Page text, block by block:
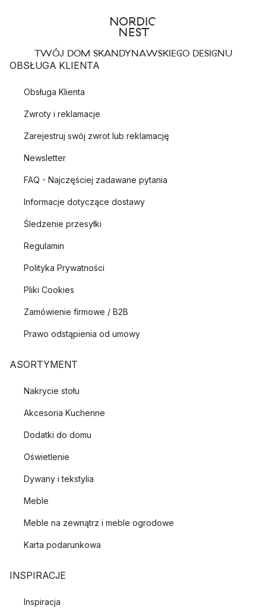
TWÓJ DOM SKANDYNAWSKIEGO DESIGNU
OBSŁUGA KLIENTA
Obsługa Klienta
Zwroty i reklamacje
Zarejestruj swój zwrot lub reklamację
Newsletter
FAQ - Najczęściej zadawane pytania
Informacje dotyczące dostawy
Śledzenie przesyłki
Regulamin
Polityka Prywatności
Pliki Cookies
Zamówienie firmowe / B2B
Prawo odstąpienia od umowy
ASORTYMENT
Nakrycie stołu
Akcesoria Kuchenne
Dodatki do domu
Oświetlenie
Dywany i tekstylia
Meble
Meble na zewnątrz i meble ogrodowe
Karta podarunkowa
INSPIRACJE
Inspiracja